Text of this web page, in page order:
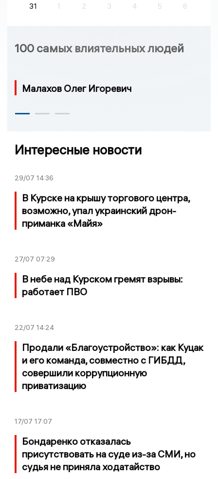
31
1 2 3 4 5 6
100 самых влиятельных людей
Малахов Олег Игоревич
Интересные новости
29/07 14:36
В Курске на крышу торгового центра,
возможно, упал украинский дрон-
приманка «Майя»
27/07 07:29
В небе над Курском гремят взрывы:
работает ПВО
22/07 14:24
Продали «Благоустройство»: как Куцак
и его команда, совместно с ГИБДД,
совершили коррупционную
приватизацию
17/07 17:07
Бондаренко отказалась
присутствовать на суде из-за СМИ, но
судья не приняла ходатайство